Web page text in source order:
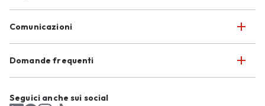
Comunicazioni
Domande frequenti
Seguici anche sui social